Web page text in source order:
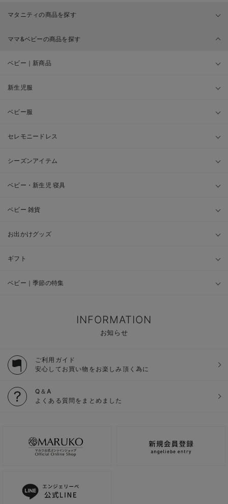
マタニティの商品を探す
ママ&ベビーの商品を探す
ベビー｜新商品
新生児服
ベビー服
セレモニードレス
シーズンアイテム
ベビー・新生児 寝具
ベビー 雑貨
お出かけグッズ
ギフト
ベビー｜季節の特集
INFORMATION
お知らせ
ご利用ガイド
安心してお買い物をお楽しみ頂く為に
Q＆A
よくある質問をまとめました